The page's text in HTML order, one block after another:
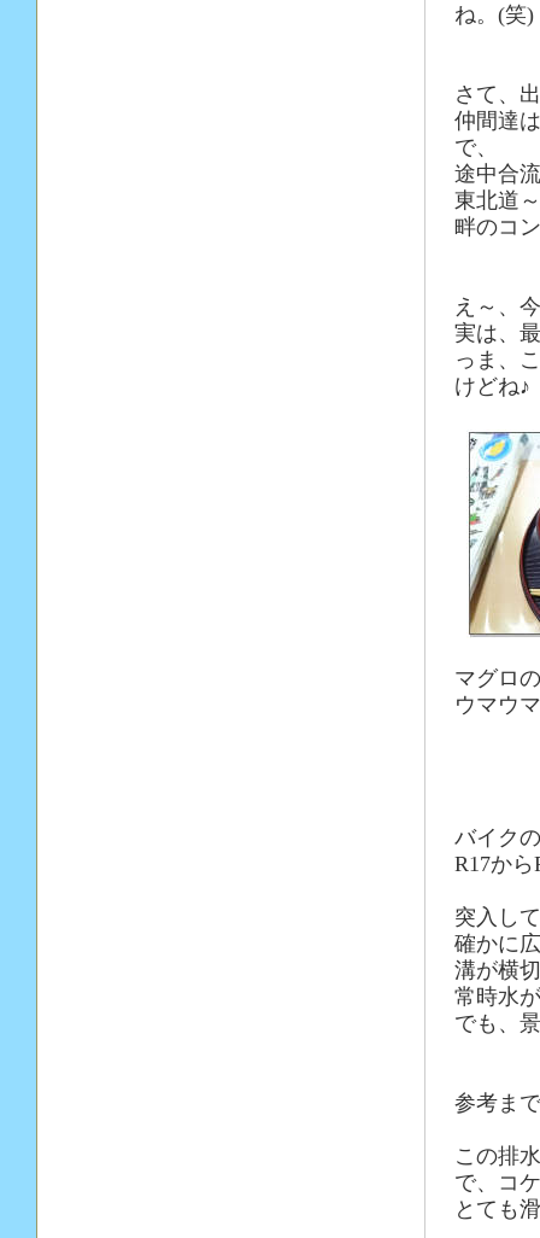
ね。(笑)
さて、
仲間達
で、
途中合
東北道
畔のコ
え～、
実は、
っま、
けどね♪
マグロ
ウマウ
バイク
R17か
突入し
確かに
溝が横
常時水
でも、
参考ま
この排
で、コ
とても